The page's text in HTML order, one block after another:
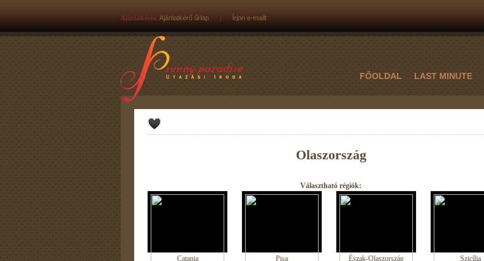
Ajánlatkérés: Ajánlatkérő űrlap | Írjon e-mailt
FŐOLDAL LAST MINUTE
Olaszország
Választható régiók:
Catania Pisa Észak-Olaszország Szicília